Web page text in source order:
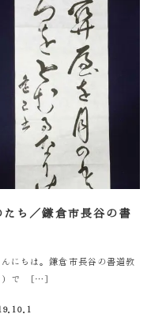
ち／鎌倉市長谷の書
にちは。鎌倉市長谷の書道教
）で […]